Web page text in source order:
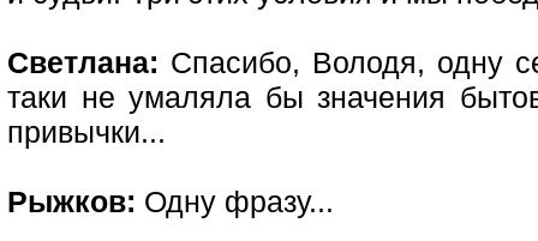
Светлана: Спасибо, Володя, одну
таки не умаляла бы значения
привычки...
Рыжков: Одну фразу...